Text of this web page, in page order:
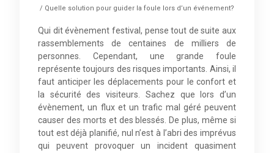
/ Quelle solution pour guider la foule lors d’un événement?
Qui dit évènement festival, pense tout de suite aux
rassemblements de centaines de milliers de
personnes. Cependant, une grande foule
représente toujours des risques importants. Ainsi, il
faut anticiper les déplacements pour le confort et
la sécurité des visiteurs. Sachez que lors d’un
évènement, un flux et un trafic mal géré peuvent
causer des morts et des blessés. De plus, même si
tout est déjà planifié, nul n’est à l’abri des imprévus
qui peuvent provoquer un incident quasiment